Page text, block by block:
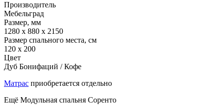
Производитель
Мебельград
Размер, мм
1280 х 880 х 2150
Размер спального места, см
120 х 200
Цвет
Дуб Бонифаций / Кофе
Матрас приобретается отдельно
Ещё Модульная спальня Соренто